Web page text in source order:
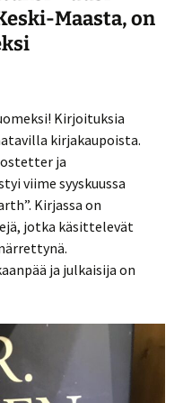
Maasta, on
Kirjoituksia
kirjakaupoista.
ja
viime syyskuussa
Kirjassa on
jotka käsittelevät
ja julkaisija on